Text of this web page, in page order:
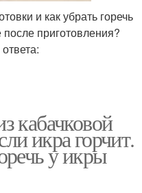
и как убрать горечь
после приготовления?
кабачковой
икра горчит.
у икры